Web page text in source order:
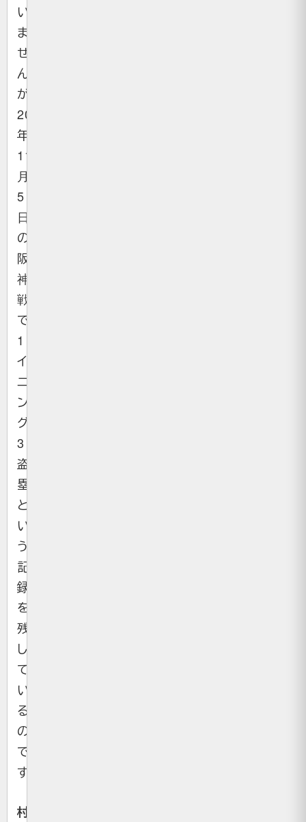
い
ま
せ
ん
が、
2020
年
11
月
5
日
の
阪
神
戦
で
1
イ
ニ
ン
グ
3
盗
塁
と
い
う
記
録
を
残
し
て
い
る
の
で
す。
村